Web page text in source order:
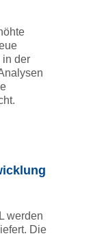
in der
werden
Die